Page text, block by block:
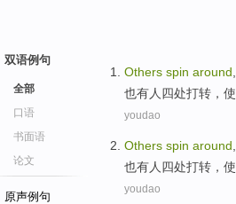
双语例句
全部
口语
书面语
论文
原声例句
Others spin around
也有人 四处打转， 使
youdao
Others spin around
也有人 四处打转， 使
youdao